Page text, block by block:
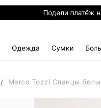
Подели платёж
Одежда Сумки
Marco Tozzi Сланцы